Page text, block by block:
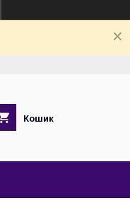
Кошик